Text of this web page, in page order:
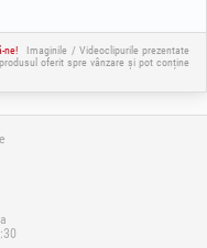
ne!
Imaginile / Videoclipurile prezentate
oferit spre vânzare și pot conține